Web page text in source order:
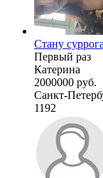
Стану
Первый раз
Катерина
2000000 руб.
Санкт-
1192